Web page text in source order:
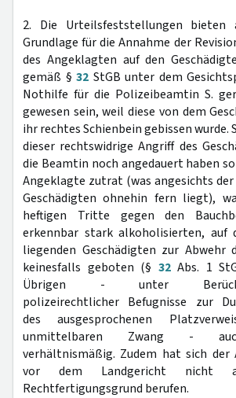
2. Die Urteilsfeststellungen bieten
Grundlage für die Annahme der
des Angeklagten auf den
gemäß §32 StGB unter dem
Nothilfe für die Polizeibeamtin S.
gewesen sein, weil diese von dem
ihr rechtes Schienbein gebissen wurde.
dieser rechtswidrige Angriff des
die Beamtin noch angedauert haben
Angeklagte zutrat (was angesichts der
Geschädigten ohnehin fern liegt),
heftigen Tritte gegen den
erkennbar stark alkoholisierten, auf
liegenden Geschädigten zur Abwehr
keinesfalls geboten (§ 32Abs. 1
Übrigen - unter
polizeirechtlicher Befugnisse zur
des ausgesprochenen
unmittelbaren Zwang -
verhältnismäßig. Zudem hat sich der
vor dem Landgericht nicht
Rechtfertigungsgrund berufen.